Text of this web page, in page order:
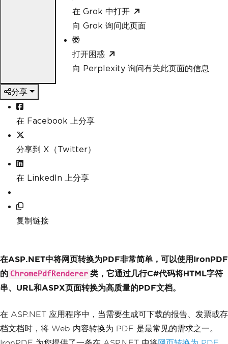
在 Grok 中打开
向 Grok 询问此页面
打开困惑
向 Perplexity 询问有关此页面的信息
分享
在 Facebook 上分享
分享到 X（Twitter）
在 LinkedIn 上分享
复制链接
在ASP.NET中将网页转换为PDF非常简单，可以使用IronPDF
的 ChromePdfRenderer 类，它通过几行C#代码将HTML字符
串、URL和ASPX页面转换为高质量的PDF文档。
在 ASP.NET 应用程序中，当需要生成可下载的报告、发票或存
档文档时，将 Web 内容转换为 PDF 是最常见的需求之一。